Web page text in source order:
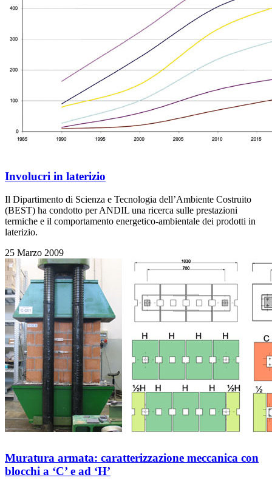
Involucri in laterizio
Il Dipartimento di Scienza e Tecnologia dell’Ambiente Costruito
(BEST) ha condotto per ANDIL una ricerca sulle prestazioni
termiche e il comportamento energetico-ambientale dei prodotti in
laterizio.
25 Marzo 2009
Muratura armata: caratterizzazione meccanica con
blocchi a ‘C’ e ad ‘H’